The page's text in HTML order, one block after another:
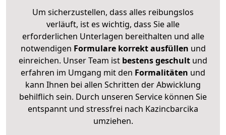
Um sicherzustellen, dass alles reibungslos
verläuft, ist es wichtig, dass Sie alle
erforderlichen Unterlagen bereithalten und alle
notwendigen Formulare korrekt ausfüllen und
einreichen. Unser Team ist bestens geschult und
erfahren im Umgang mit den Formalitäten und
kann Ihnen bei allen Schritten der Abwicklung
behilflich sein. Durch unseren Service können Sie
entspannt und stressfrei nach Kazincbarcika
umziehen.